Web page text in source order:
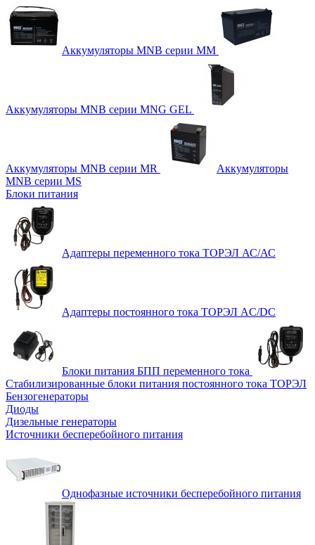
Аккумуляторы MNB серии MM
Аккумуляторы MNB серии MNG GEL
Аккумуляторы MNB серии MR
Аккумуляторы
MNB серии MS
Блоки питания
Адаптеры переменного тока ТОРЭЛ АС/АС
Адаптеры постоянного тока ТОРЭЛ AC/DC
Блоки питания БПП переменного тока
Стабилизированные блоки питания постоянного тока ТОРЭЛ
Бензогенераторы
Диоды
Дизельные генераторы
Источники бесперебойного питания
Однофазные источники бесперебойного питания